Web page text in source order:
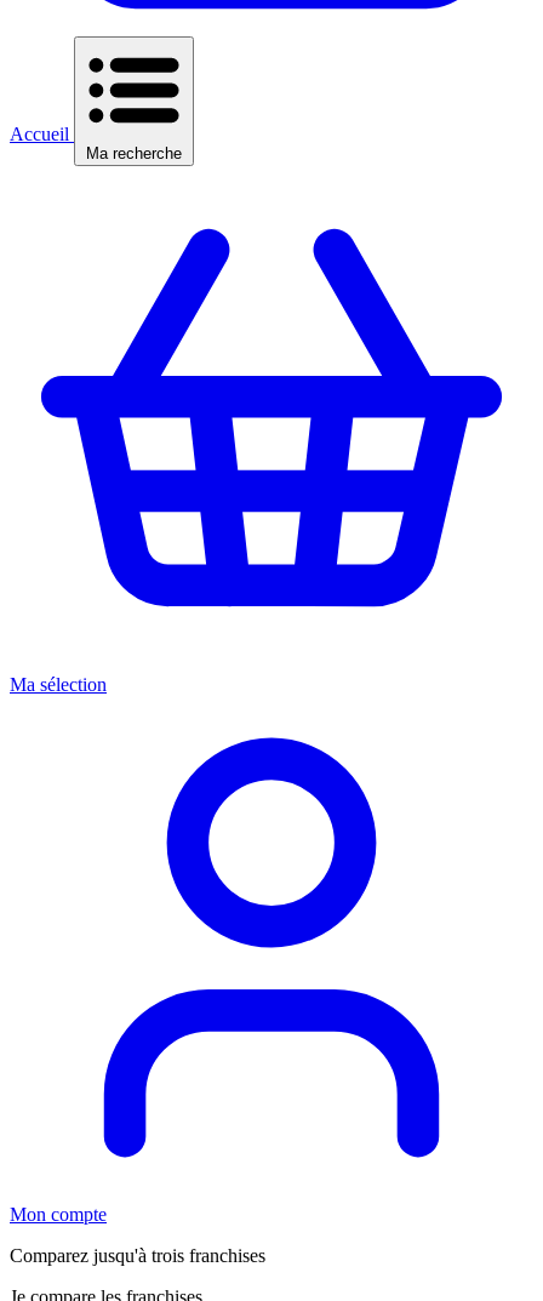
Accueil
Ma recherche
Ma sélection
Mon compte
Comparez jusqu'à trois franchises
Je compare les franchises